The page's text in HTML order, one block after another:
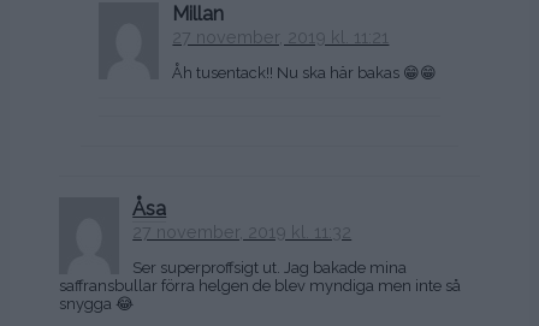
Millan
27 november, 2019 kl. 11:21
Åh tusentack!! Nu ska här bakas 😁😁
Åsa
27 november, 2019 kl. 11:32
Ser superproffsigt ut. Jag bakade mina
saffransbullar förra helgen de blev myndiga men inte så
snygga 😂